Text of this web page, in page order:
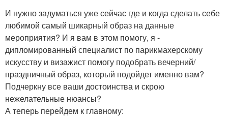
И нужно задуматься уже сейчас где и когда сделать себе
любимой самый шикарный образ на данные
мероприятия? И я вам в этом помогу, я -
дипломированный специалист по парикмахерскому
искусству и визажист помогу подобрать вечерний/
праздничный образ, который подойдет именно вам?
Подчеркну все ваши достоинства и скрою
нежелательные нюансы?
А теперь перейдем к главному: